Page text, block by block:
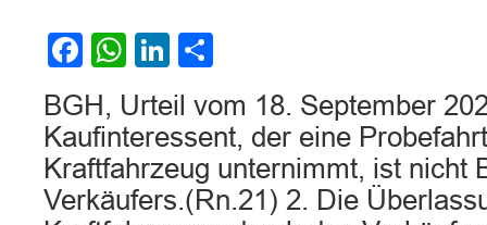
Facebook
WhatsApp
LinkedIn
BGH, Urteil vom 18. September
Kaufinteressent, der eine
Kraftfahrzeug unternimmt, ist nicht
Verkäufers.(Rn.21) 2. Die